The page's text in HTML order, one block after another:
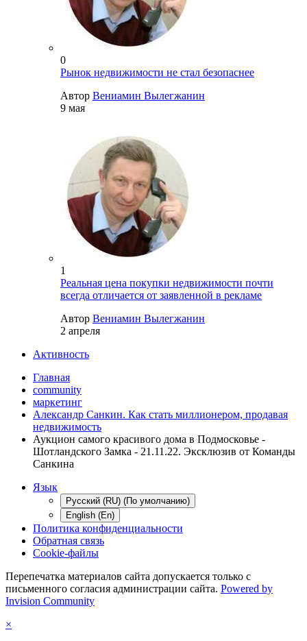
0
Рынок недвижимости не стал безопаснее
Автор Вениамин Вылегжанин
9 мая
1
Реальная цена покупки недвижимости почти
всегда отличается от заявленной в рекламе
Автор Вениамин Вылегжанин
2 апреля
Активность
Главная
community
маркетинг
Александр Санкин. Как стать миллионером, продавая
недвижимость
Аукцион самого красивого дома в Подмосковье -
Шотландского Замка - 21.11.22. Эксклюзив от Команды
Санкина
Язык
Русский (RU) (По умолчанию)
English (En)
Политика конфиденциальности
Обратная связь
Cookie-файлы
Перепечатка материалов сайта допускается только с
письменного согласия администрации сайта. Powered by
Invision Community
×